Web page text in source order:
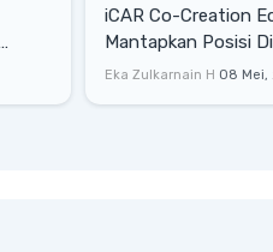
iCAR Co-Creation
Mantapkan Posisi
Gaya Hidup
Eka Zulkarnain H 08 Mei,